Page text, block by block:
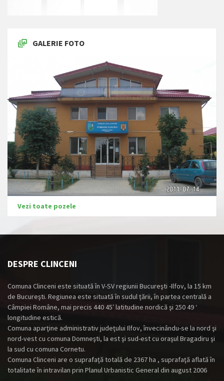
GALERIE FOTO
Vezi toate pozele
DESPRE CLINCENI
Comuna Clinceni este situată în V-SV regiunii Bucureşti -Ilfov, la 15 km
de Bucureşti. Regiunea este situată în sudul ţării, în partea centrală a
Câmpiei Române, mai precis 440 45′ latitudine nordică şi 250 49 ‘
longitudine estică.
Comuna aparţine administrativ judeţului Ilfov, învecinându-se la nord şi
nord-vest cu comuna Domneşti, la est şi sud-est cu oraşul Bragadiru şi
la sud cu comuna Cornetu.
Comuna Clinceni are o suprafaţă totală de 2367 ha , suprafaţă aflată în
totalitate în intravilan prin Planul Urbanistic General din august 2006